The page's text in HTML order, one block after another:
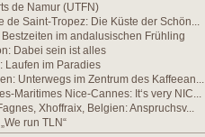
de Namur (UTFN)
de Saint-Tropez: Die Küste der Schön...
im andalusischen Frühling
Dabei sein ist alles
Laufen im Paradies
Unterwegs im Zentrum des Kaffeean...
Maritimes Nice-Cannes: It‘s very NIC...
Xhoffraix, Belgien: Anspruchsv...
run TLN“